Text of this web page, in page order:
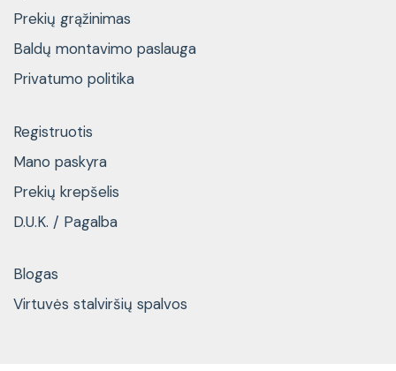
Prekių grąžinimas
Baldų montavimo paslauga
Privatumo politika
Registruotis
Mano paskyra
Prekių krepšelis
D.U.K. / Pagalba
Blogas
Virtuvės stalviršių spalvos